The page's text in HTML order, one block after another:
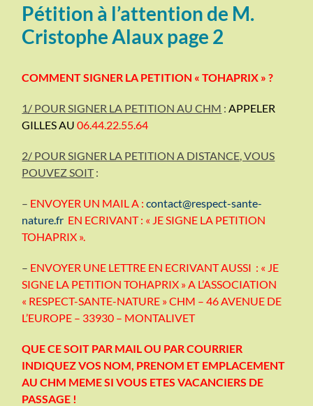
Pétition à l’attention de M.
Cristophe Alaux page 2
COMMENT SIGNER LA PETITION « TOHAPRIX » ?
1/ POUR SIGNER LA PETITION AU CHM : APPELER
GILLES AU 06.44.22.55.64
2/ POUR SIGNER LA PETITION A DISTANCE, VOUS
POUVEZ SOIT:
– ENVOYER UN MAIL A : contact@respect-sante-
nature.fr EN ECRIVANT : « JE SIGNE LA PETITION
TOHAPRIX ».
– ENVOYER UNE LETTRE EN ECRIVANT AUSSI : « JE
SIGNE LA PETITION TOHAPRIX » A L’ASSOCIATION
« RESPECT-SANTE-NATURE » CHM – 46 AVENUE DE
L’EUROPE – 33930 – MONTALIVET
QUE CE SOIT PAR MAIL OU PAR COURRIER
INDIQUEZ VOS NOM, PRENOM ET EMPLACEMENT
AU CHM MEME SI VOUS ETES VACANCIERS DE
PASSAGE !